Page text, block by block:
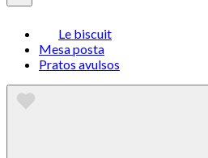
Le biscuit
Mesa posta
Pratos avulsos